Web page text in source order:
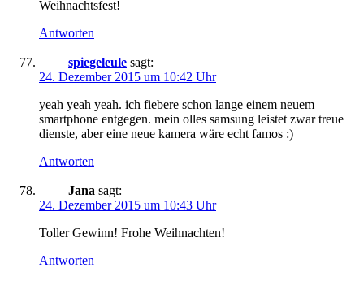
Weihnachtsfest!
Antworten
spiegeleule sagt:
24. Dezember 2015 um 10:42 Uhr
yeah yeah yeah. ich fiebere schon lange einem neuem
smartphone entgegen. mein olles samsung leistet zwar treue
dienste, aber eine neue kamera wäre echt famos :)
Antworten
Jana sagt:
24. Dezember 2015 um 10:43 Uhr
Toller Gewinn! Frohe Weihnachten!
Antworten